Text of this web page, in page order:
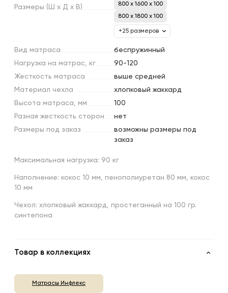
Размеры (Ш х Д х В)
800 x 1600 x 100
800 x 1800 x 100
+25 размеров
Вид матраса
беcпружинный
Нагрузка на матрас, кг
90-120
Жесткость матраса
выше средней
Материал чехла
хлопковый жаккард
Высота матраса, мм
100
Разная жесткость сторон
нет
Размеры под заказ
возможны размеры под
заказ
Максимальная нагрузка: 90 кг
Наполнение: кокос 10 мм, пенополиуретан 80 мм, кокос
10 мм
Чехол: хлопковый жаккард, простеганный на 100 гр.
синтепона
Товар в коллекциях
Матрасы Инфлекс